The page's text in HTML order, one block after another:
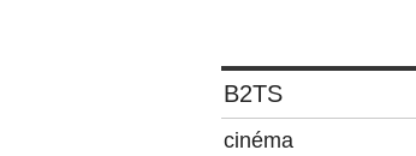
B2TS
cinéma